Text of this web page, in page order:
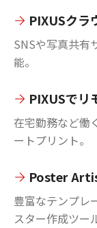
PIXUSクラ
SNSや写真共有
能。
PIXUSでリ
在宅勤務など働
ートプリント。
Poster
豊富なテンプレ
スター作成ツー